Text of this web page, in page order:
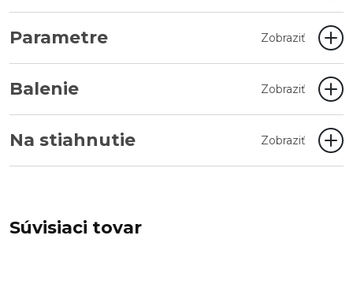
Parametre Zobraziť
Balenie Zobraziť
Na stiahnutie Zobraziť
Súvisiaci tovar